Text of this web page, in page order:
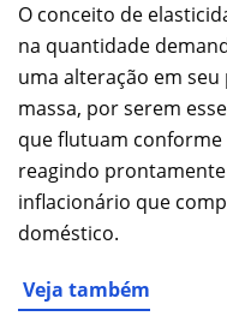
O conceito de
na quantidade
uma alteração em
massa, por serem
que flutuam
reagindo
inflacionário que
doméstico.
Veja também